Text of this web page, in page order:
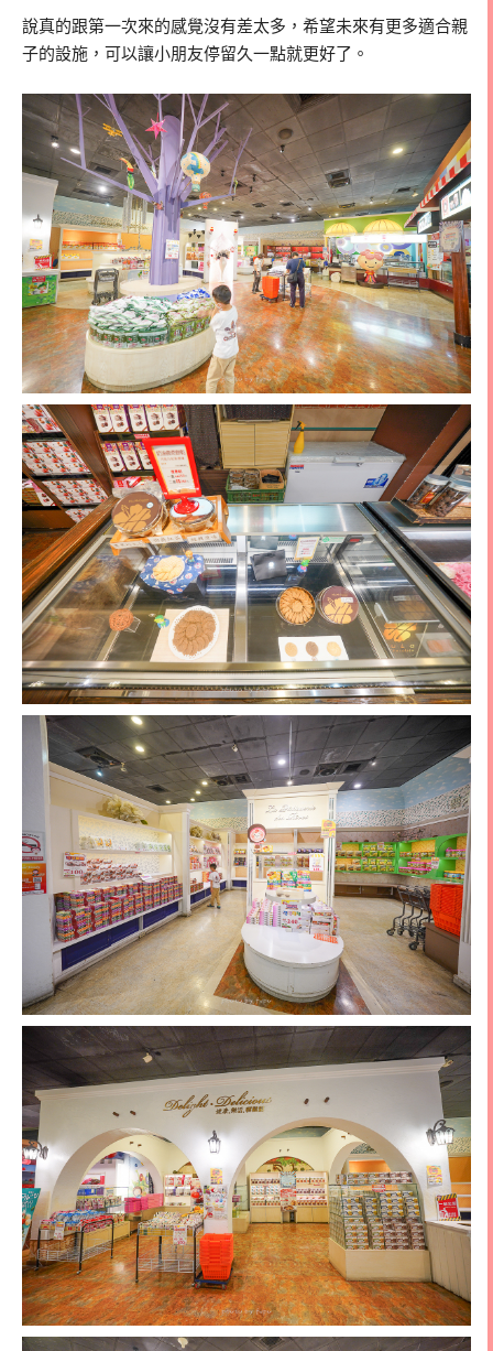
說真的跟第一次來的感覺沒有差太多，希望未來有更多適合親
子的設施，可以讓小朋友停留久一點就更好了。